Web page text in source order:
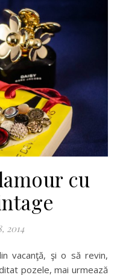
cu
2014
pozele, mai urmează